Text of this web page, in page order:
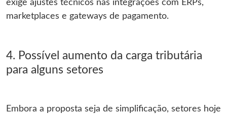
exige ajustes técnicos nas integrações com ERPs,
marketplaces e gateways de pagamento.
4. Possível aumento da carga tributária
para alguns setores
Embora a proposta seja de simplificação, setores hoje